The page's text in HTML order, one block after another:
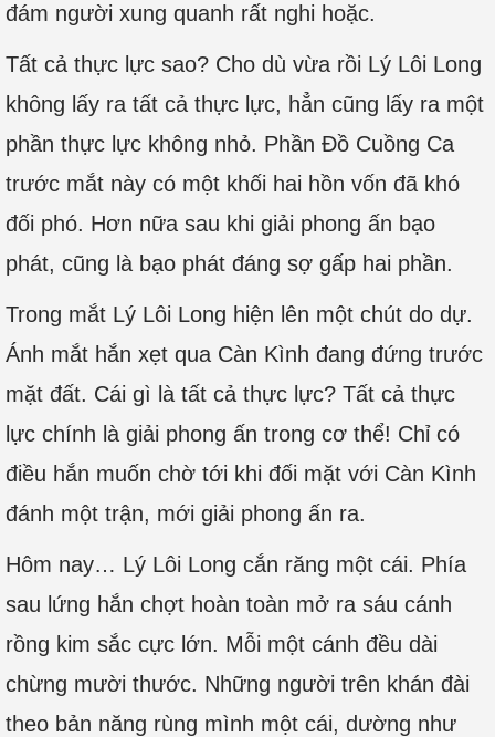
đám người xung quanh rất nghi hoặc.
Tất cả thực lực sao? Cho dù vừa rồi Lý Lôi Long
không lấy ra tất cả thực lực, hẳn cũng lấy ra một
phần thực lực không nhỏ. Phần Đồ Cuồng Ca
trước mắt này có một khối hai hồn vốn đã khó
đối phó. Hơn nữa sau khi giải phong ấn bạo
phát, cũng là bạo phát đáng sợ gấp hai phần.
Trong mắt Lý Lôi Long hiện lên một chút do dự.
Ánh mắt hắn xẹt qua Càn Kình đang đứng trước
mặt đất. Cái gì là tất cả thực lực? Tất cả thực
lực chính là giải phong ấn trong cơ thể! Chỉ có
điều hắn muốn chờ tới khi đối mặt với Càn Kình
đánh một trận, mới giải phong ấn ra.
Hôm nay… Lý Lôi Long cắn răng một cái. Phía
sau lứng hắn chợt hoàn toàn mở ra sáu cánh
rồng kim sắc cực lớn. Mỗi một cánh đều dài
chừng mười thước. Những người trên khán đài
theo bản năng rùng mình một cái, dường như